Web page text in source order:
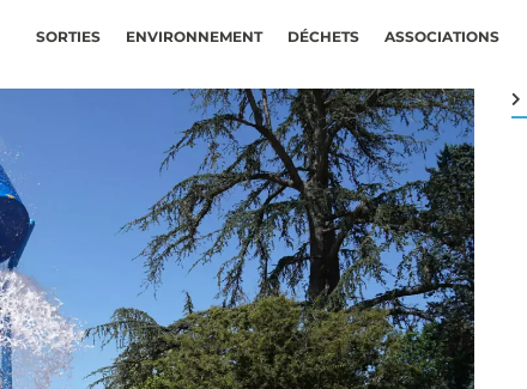
SORTIES ENVIRONNEMENT DÉCHETS ASSOCIATIONS